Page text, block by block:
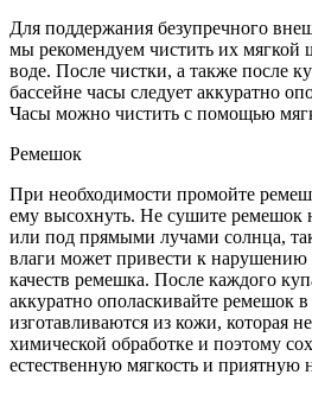
Для поддержания безупречного
мы рекомендуем чистить их мягкой
воде. После чистки, а также после
бассейне часы следует аккуратно
Часы можно чистить с помощью
Ремешок
При необходимости промойте
ему высохнуть. Не сушите ремешок
или под прямыми лучами солнца,
влаги может привести к
качеств ремешка. После каждого
аккуратно ополаскивайте ремешок
изготавливаются из кожи, которая
химической обработке и поэтому
естественную мягкость и приятную